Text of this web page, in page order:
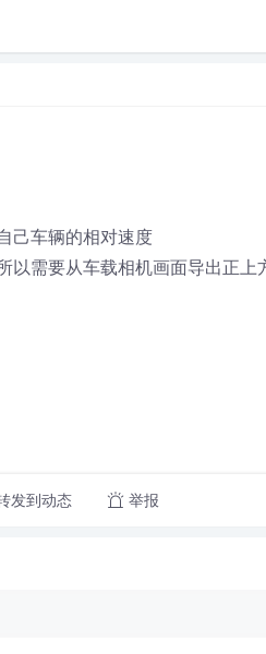
己车辆的相对速度
需要从车载相机画面导出正上
发到动态 举报